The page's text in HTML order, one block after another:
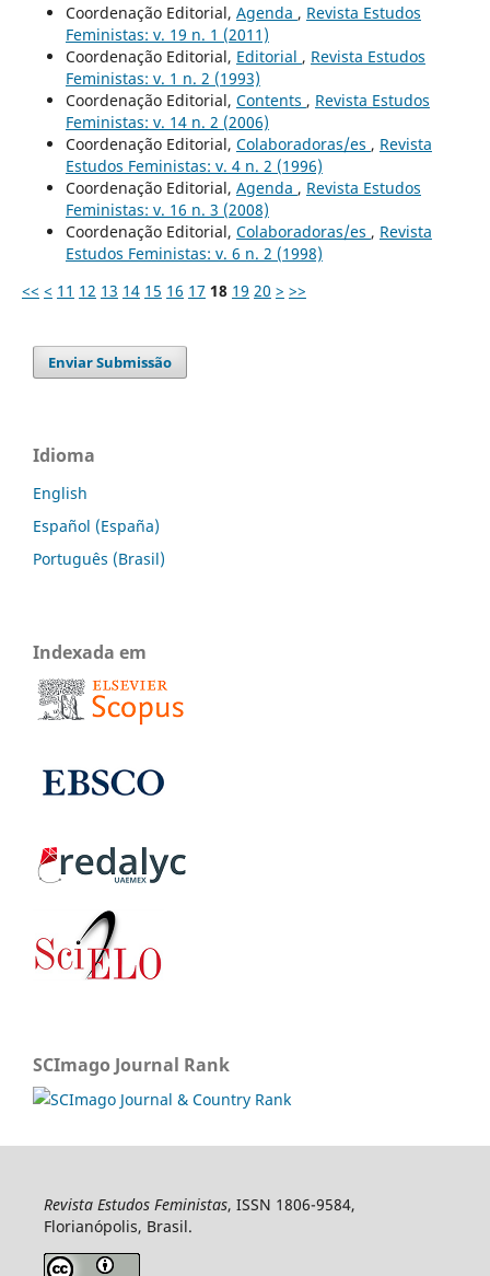
Coordenação Editorial, Agenda , Revista Estudos
Feministas: v. 19 n. 1 (2011)
Coordenação Editorial, Editorial , Revista Estudos
Feministas: v. 1 n. 2 (1993)
Coordenação Editorial, Contents , Revista Estudos
Feministas: v. 14 n. 2 (2006)
Coordenação Editorial, Colaboradoras/es , Revista
Estudos Feministas: v. 4 n. 2 (1996)
Coordenação Editorial, Agenda , Revista Estudos
Feministas: v. 16 n. 3 (2008)
Coordenação Editorial, Colaboradoras/es , Revista
Estudos Feministas: v. 6 n. 2 (1998)
<< < 11 12 13 14 15 16 17 18 19 20 > >>
Enviar Submissão
Idioma
English
Español (España)
Português (Brasil)
Indexada em
SCImago Journal Rank
Revista Estudos Feministas, ISSN 1806-9584,
Florianópolis, Brasil.